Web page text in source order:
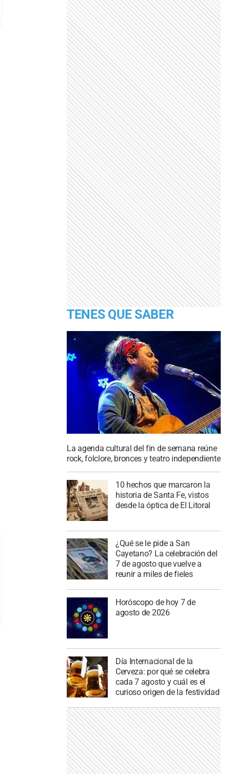
TENES QUE SABER
La agenda cultural del fin de semana reúne
rock, folclore, bronces y teatro independiente
10 hechos que marcaron la
historia de Santa Fe, vistos
desde la óptica de El Litoral
¿Qué se le pide a San
Cayetano? La celebración del
7 de agosto que vuelve a
reunir a miles de fieles
Horóscopo de hoy 7 de
agosto de 2026
Día Internacional de la
Cerveza: por qué se celebra
cada 7 agosto y cuál es el
curioso origen de la festividad